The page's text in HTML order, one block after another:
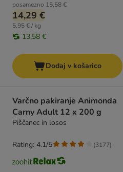
posamezno 15,58 €
14,29 €
5,95 € / kg
13,58 €
Dodaj v košarico
Varčno pakiranje Animonda
Carny Adult 12 x 200 g
Piščanec in losos
Rating: 4.1/5 (3177)